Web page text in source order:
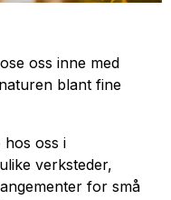
oss inne med
blant fine
hos oss i
verksteder,
for små